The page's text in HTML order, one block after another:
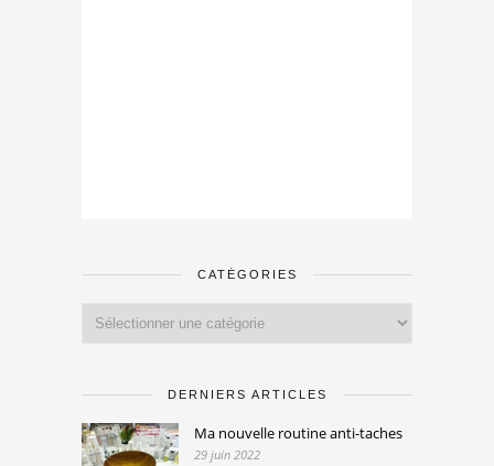
CATÉGORIES
DERNIERS ARTICLES
Ma nouvelle routine anti-taches
29 juin 2022